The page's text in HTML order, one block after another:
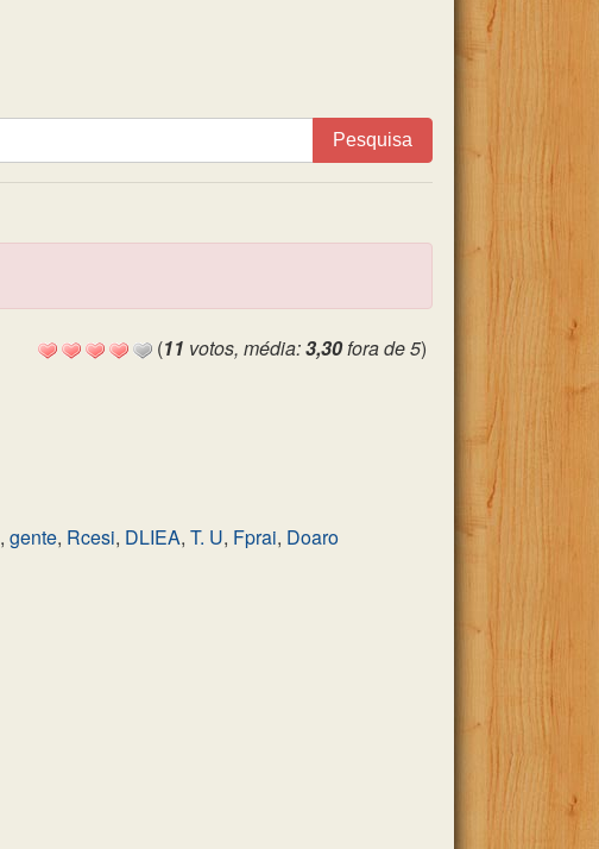
Pesquisa
(11 votos, média:3,30fora de 5)
, gente, Rcesi, DLIEA, T. U, Fprai, Doaro